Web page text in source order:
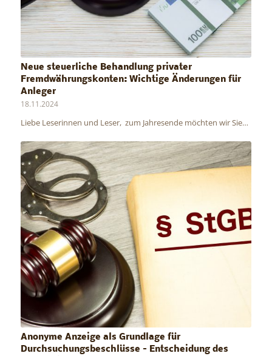
Neue steuerliche Behandlung privater
Fremdwährungskonten: Wichtige Änderungen für
Anleger
18.11.2024
Liebe Leserinnen und Leser, zum Jahresende möchten wir Sie…
Anonyme Anzeige als Grundlage für
Durchsuchungsbeschlüsse – Entscheidung des